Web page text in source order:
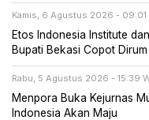
Kamis, 6 Agustus 2026 - 09:01
Etos Indonesia Institute
Bupati Bekasi Copot
Rabu, 5 Agustus 2026 - 15:39
Menpora Buka Kejurnas
Indonesia Akan Maju